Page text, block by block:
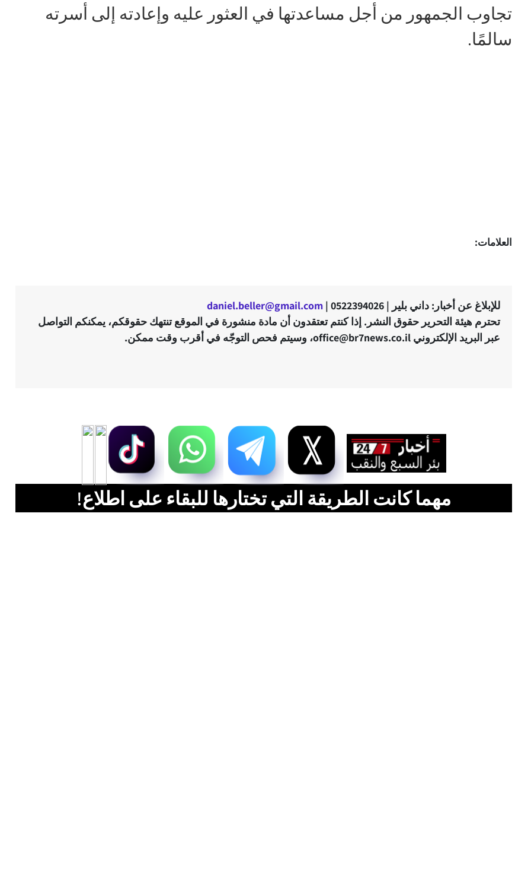
تجاوب الجمهور من أجل مساعدتها في العثور عليه وإعادته إلى أسرته
سالمًا.
العلامات:
للإبلاغ عن أخبار: داني بلير | 0522394026 |
daniel.beller@gmail.com
تحترم هيئة التحرير حقوق النشر. إذا كنتم تعتقدون أن مادة منشورة في الموقع تنتهك حقوقكم، يمكنكم التواصل
عبر البريد الإلكتروني office@br7news.co.il، وسيتم فحص التوجّه في أقرب وقت ممكن.
مهما كانت الطريقة التي تختارها للبقاء على اطلاع!